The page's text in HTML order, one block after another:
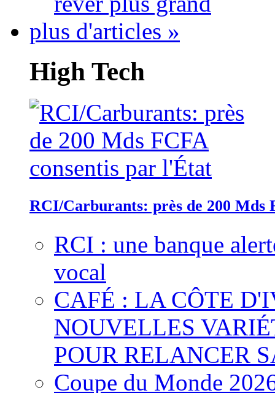
plus d'articles »
High Tech
RCI/Carburants: près de 200 Mds
RCI : une banque
vocal
CAFÉ : LA CÔTE
NOUVELLES
POUR RELANCER
Coupe du Monde